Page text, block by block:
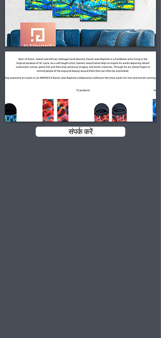
संपर्क करें